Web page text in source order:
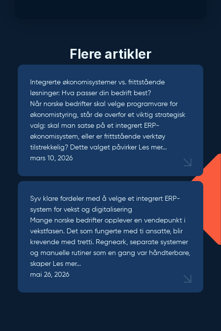
Flere artikler
Integrerte økonomisystemer vs. frittstående
løsninger: Hva passer din bedrift best?
Når norske bedrifter skal velge programvare for
økonomistyring, står de overfor et viktig strategisk
valg: skal man satse på et integrert ERP-
økonomisystem, eller er frittstående verktøy
tilstrekkelig? Dette valget påvirker Les mer...
mars 10, 2026
Syv klare fordeler med å velge et integrert ERP-
system for vekst og digitalisering
Mange norske bedrifter opplever en vendepunkt i
vekstfasen. Det som fungerte med ti ansatte, blir
krevende med tretti. Regneark, separate systemer
og manuelle rutiner som en gang var håndterbare,
skaper Les mer...
mai 26, 2026